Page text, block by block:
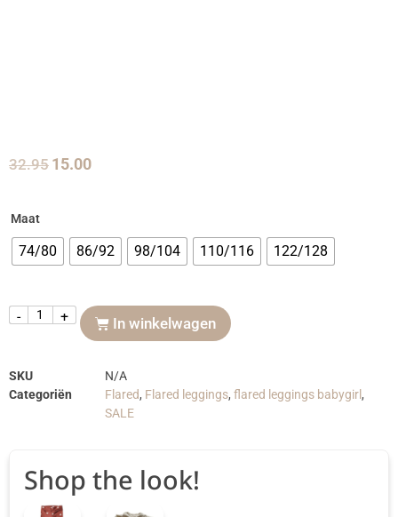
32.95 15.00
Maat
74/80 86/92 98/104 110/116 122/128
- + In winkelwagen
SKU
N/A
Categoriën
Flared, Flared leggings, flared leggings babygirl,
SALE
Shop the look!